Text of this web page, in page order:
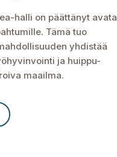
halli on päättänyt avata
Tämä tuo
yhdistää
ja huippu-
maailma.